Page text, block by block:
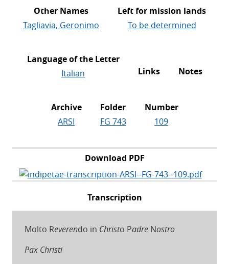
Other Names
Tagliavia, Geronimo
Left for mission lands
To be determined
Language of the Letter
Italian
Links Notes
Archive
ARSI
Folder
FG 743
Number
109
Download PDF
Transcription
Molto Reverendo in Christo PadreNostro
Pax Christi